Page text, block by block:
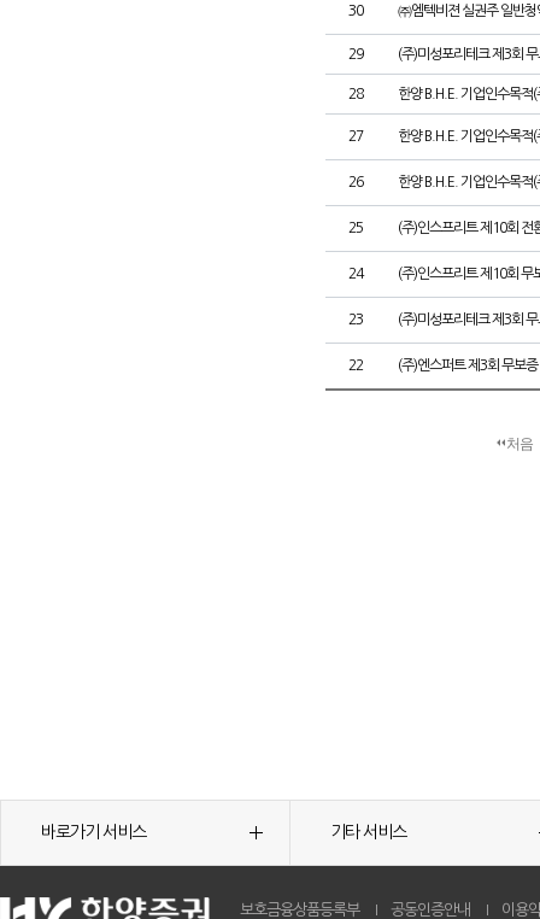
30 ㈜엠텍비젼 실권주 일반청
29 (주)미성포리테크 제3회
28 한양 B.H.E. 기업인수목적
27 한양 B.H.E. 기업인수목
26 한양 B.H.E. 기업인수목적
25 (주)인스프리트 제10회 전
24 (주)인스프리트 제10회 무
23 (주)미성포리테크 제3회
22 (주)엔스퍼트 제3회 무보
처음
바로가기 서비스 기타 서비스
보호금융상품등록부 공동인증안내 이용